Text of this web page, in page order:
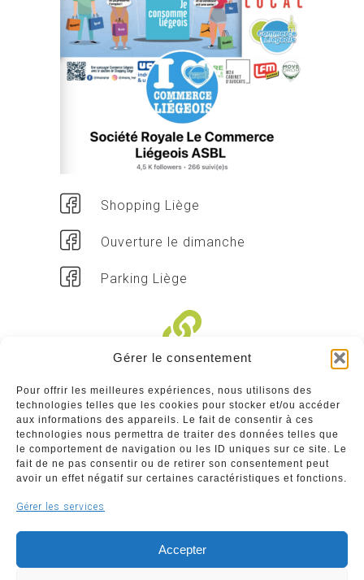
Gérer le consentement
Pour offrir les meilleures expériences, nous utilisons des
technologies telles que les cookies pour stocker et/ou accéder
aux informations des appareils. Le fait de consentir à ces
technologies nous permettra de traiter des données telles que
le comportement de navigation ou les ID uniques sur ce site. Le
fait de ne pas consentir ou de retirer son consentement peut
avoir un effet négatif sur certaines caractéristiques et fonctions.
Gérer les services
Accepter
Shopping Liège
Ouverture le dimanche
Parking Liège
Commerçants
Annuaire des commerçants : insérez gratuitement
votre activité dans notre annuaire sur notre site ci-
dessous